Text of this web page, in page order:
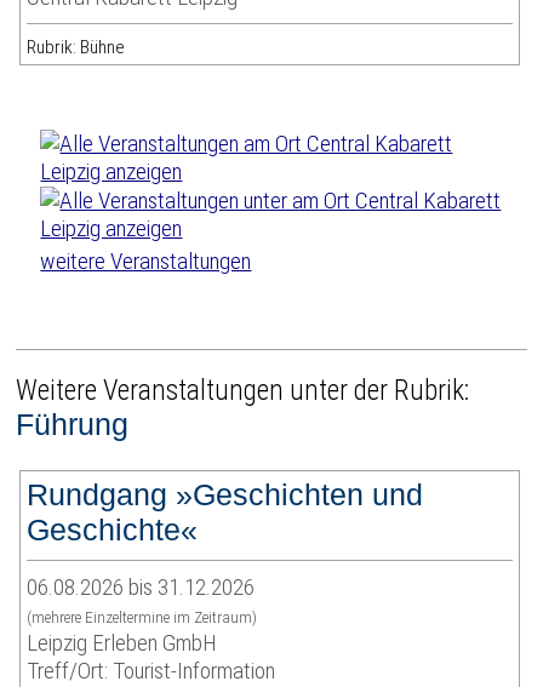
Rubrik: Bühne
weitere Veranstaltungen
Weitere Veranstaltungen unter der Rubrik:
Führung
Rundgang »Geschichten und
Geschichte«
06.08.2026 bis 31.12.2026
(mehrere Einzeltermine im Zeitraum)
Leipzig Erleben GmbH
Treff/Ort: Tourist-Information